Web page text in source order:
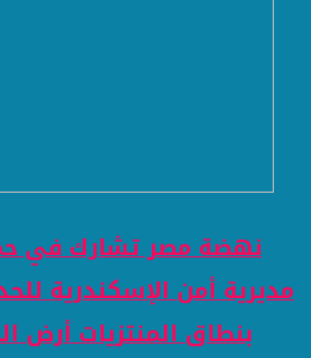
نهضة مصر تشارك في
مديرية أمن الإسكندرية
بنطاق المنتزيات أرض